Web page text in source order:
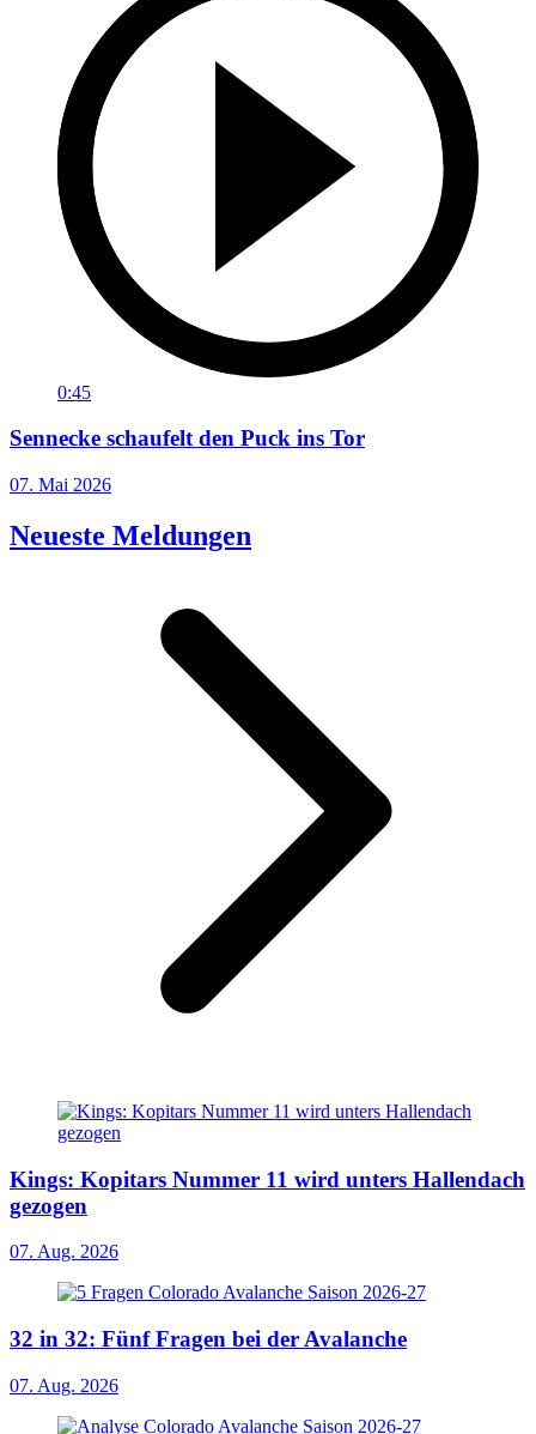
0:45
Sennecke schaufelt den Puck ins Tor
07. Mai 2026
Neueste Meldungen
Kings: Kopitars Nummer 11 wird unters Hallendach
gezogen
07. Aug. 2026
32 in 32: Fünf Fragen bei der Avalanche
07. Aug. 2026